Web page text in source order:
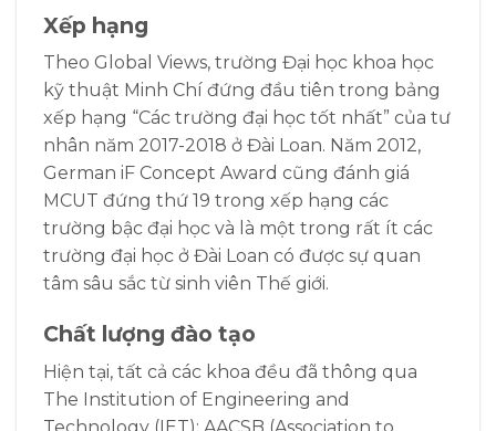
Xếp hạng
Theo Global Views, trường Đại học khoa học
kỹ thuật Minh Chí đứng đầu tiên trong bảng
xếp hạng “Các trường đại học tốt nhất” của tư
nhân năm 2017-2018 ở Đài Loan. Năm 2012,
German iF Concept Award cũng đánh giá
MCUT đứng thứ 19 trong xếp hạng các
trường bậc đại học và là một trong rất ít các
trường đại học ở Đài Loan có được sự quan
tâm sâu sắc từ sinh viên Thế giới.
Chất lượng đào tạo
Hiện tại, tất cả các khoa đều đã thông qua
The Institution of Engineering and
Technology (IET); AACSB (Association to